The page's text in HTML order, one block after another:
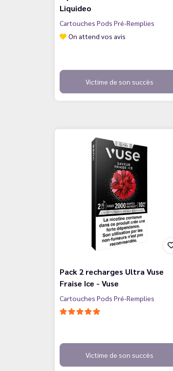
Liquideo
Cartouches Pods Pré-Remplies
On attend vos avis
Victime de son succès
Pack 2 recharges Ultra Vuse
Fraise Ice - Vuse
Cartouches Pods Pré-Remplies
Victime de son succès